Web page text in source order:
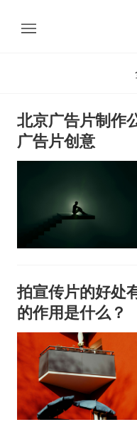
北京广告片制作
广告片创意
拍宣传片的好处
的作用是什么？